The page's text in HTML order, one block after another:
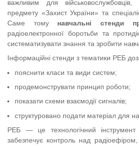
важливим для військовослужбовців,
предмету «Захист України» та
Саме тому навчальні стенди
радіоелектронної боротьби та
систематизувати знання та зробити
Інформаційні стенди з тематики РЕБ
пояснити класи та види систем;
продемонструвати принцип роботи;
показати схеми взаємодії сигналів;
структуровано подати матеріал для
РЕБ — це технологічний інструмент
забезпечує контроль над